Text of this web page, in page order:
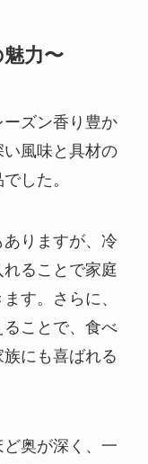
力〜
ズン香り豊か
風味と具材の
した。
りますが、冷
ることで家庭
す。さらに、
ことで、食べ
にも喜ばれる
ど奥が深く、一